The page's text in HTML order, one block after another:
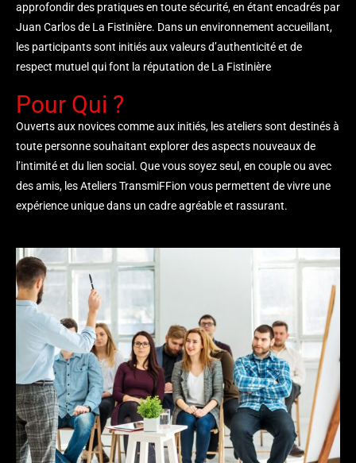
approfondir des pratiques en toute sécurité, en étant encadrés par
Juan Carlos de La Fistinière. Dans un environnement accueillant,
les participants sont initiés aux valeurs d’authenticité et de
respect mutuel qui font la réputation de La Fistinière
Pour Qui ?
Ouverts aux novices comme aux initiés, les ateliers sont destinés à
toute personne souhaitant explorer des aspects nouveaux de
l’intimité et du lien social. Que vous soyez seul, en couple ou avec
des amis, les Ateliers TransmiFFion vous permettent de vivre une
expérience unique dans un cadre agréable et rassurant.